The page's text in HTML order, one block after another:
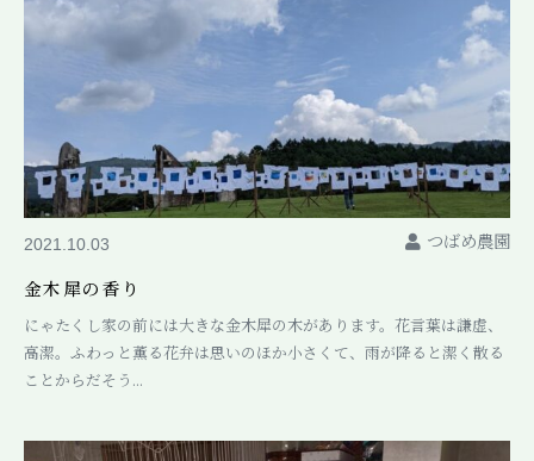
2021.10.03
つばめ農園
金木犀の香り
にゃたくし家の前には大きな金木犀の木があります。花言葉は謙虚、
高潔。ふわっと薫る花弁は思いのほか小さくて、雨が降ると潔く散る
ことからだそう...